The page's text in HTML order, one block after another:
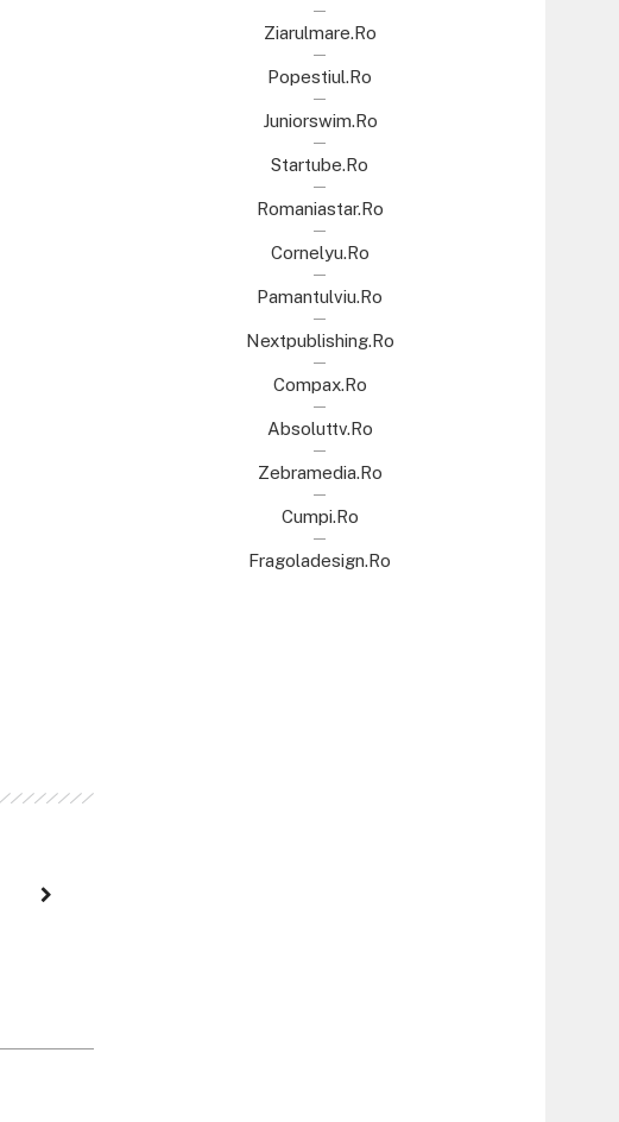
Ziarulmare.ro
Popestiul.ro
Juniorswim.ro
Startube.ro
Romaniastar.ro
Cornelyu.ro
Pamantulviu.ro
Nextpublishing.ro
Compax.ro
Absoluttv.ro
Zebramedia.ro
Cumpi.ro
Fragoladesign.ro